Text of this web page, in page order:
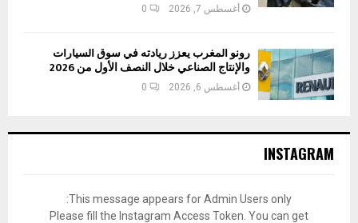
أغسطس 7, 2026 0
رونو المغرب يعزز ريادته في سوق السيارات
والإنتاج الصناعي خلال النصف الأول من 2026
أغسطس 6, 2026 0
INSTAGRAM
This message appears for Admin Users only:
Please fill the Instagram Access Token. You can get